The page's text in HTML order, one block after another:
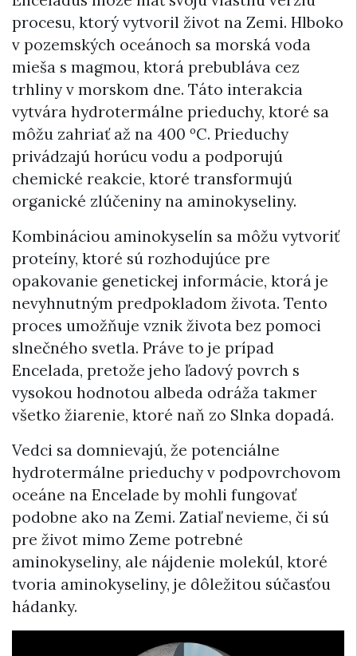
procesu, ktorý vytvoril život na Zemi. Hlboko
v pozemských oceánoch sa morská voda
mieša s magmou, ktorá prebubláva cez
trhliny v morskom dne. Táto interakcia
vytvára hydrotermálne prieduchy, ktoré sa
môžu zahriať až na 400 ºC. Prieduchy
privádzajú horúcu vodu a podporujú
chemické reakcie, ktoré transformujú
organické zlúčeniny na aminokyseliny.
Kombináciou aminokyselín sa môžu vytvoriť
proteíny, ktoré sú rozhodujúce pre
opakovanie genetickej informácie, ktorá je
nevyhnutným predpokladom života. Tento
proces umožňuje vznik života bez pomoci
slnečného svetla. Práve to je prípad
Encelada, pretože jeho ľadový povrch s
vysokou hodnotou albeda odráža takmer
všetko žiarenie, ktoré naň zo Slnka dopadá.
Vedci sa domnievajú, že potenciálne
hydrotermálne prieduchy v podpovrchovom
oceáne na Encelade by mohli fungovať
podobne ako na Zemi. Zatiaľ nevieme, či sú
pre život mimo Zeme potrebné
aminokyseliny, ale nájdenie molekúl, ktoré
tvoria aminokyseliny, je dôležitou súčasťou
hádanky.